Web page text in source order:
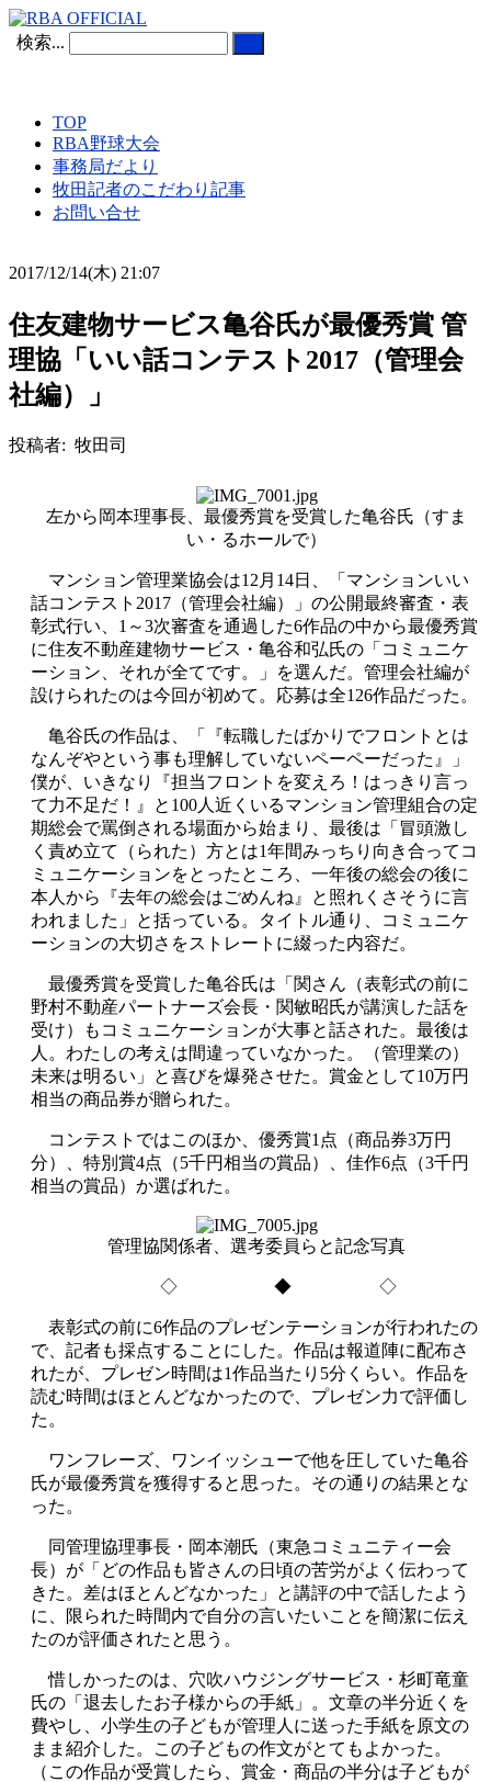
検索...
TOP
RBA野球大会
事務局だより
牧田記者のこだわり記事
お問い合せ
2017/12/14(木) 21:07
住友建物サービス亀谷氏が最優秀賞 管
理協「いい話コンテスト2017（管理会
社編）」
投稿者: 牧田司
左から岡本理事長、最優秀賞を受賞した亀谷氏（すま
い・るホールで）
マンション管理業協会は12月14日、「マンションいい
話コンテスト2017（管理会社編）」の公開最終審査・表
彰式行い、1～3次審査を通過した6作品の中から最優秀賞
に住友不動産建物サービス・亀谷和弘氏の「コミュニケ
ーション、それが全てです。」を選んだ。管理会社編が
設けられたのは今回が初めて。応募は全126作品だった。
亀谷氏の作品は、「『転職したばかりでフロントとは
なんぞやという事も理解していないペーペーだった』」
僕が、いきなり『担当フロントを変えろ！はっきり言っ
て力不足だ！』と100人近くいるマンション管理組合の定
期総会で罵倒される場面から始まり、最後は「冒頭激し
く責め立て（られた）方とは1年間みっちり向き合ってコ
ミュニケーションをとったところ、一年後の総会の後に
本人から『去年の総会はごめんね』と照れくさそうに言
われました」と括っている。タイトル通り、コミュニケ
ーションの大切さをストレートに綴った内容だ。
最優秀賞を受賞した亀谷氏は「関さん（表彰式の前に
野村不動産パートナーズ会長・関敏昭氏が講演した話を
受け）もコミュニケーションが大事と話された。最後は
人。わたしの考えは間違っていなかった。（管理業の）
未来は明るい」と喜びを爆発させた。賞金として10万円
相当の商品券が贈られた。
コンテストではこのほか、優秀賞1点（商品券3万円
分）、特別賞4点（5千円相当の賞品）、佳作6点（3千円
相当の賞品）か選ばれた。
管理協関係者、選考委員らと記念写真
◇ ◆ ◇
表彰式の前に6作品のプレゼンテーションが行われたの
で、記者も採点することにした。作品は報道陣に配布さ
れたが、プレゼン時間は1作品当たり5分くらい。作品を
読む時間はほとんどなかったので、プレゼン力で評価し
た。
ワンフレーズ、ワンイッシューで他を圧していた亀谷
氏が最優秀賞を獲得すると思った。その通りの結果とな
った。
同管理協理事長・岡本潮氏（東急コミュニティー会
長）が「どの作品も皆さんの日頃の苦労がよく伝わって
きた。差はほとんどなかった」と講評の中で話したよう
に、限られた時間内で自分の言いたいことを簡潔に伝え
たのが評価されたと思う。
惜しかったのは、穴吹ハウジングサービス・杉町竜童
氏の「退去したお子様からの手紙」。文章の半分近くを
費やし、小学生の子どもが管理人に送った手紙を原文の
まま紹介した。この子どもの作文がとてもよかった。
（この作品が受賞したら、賞金・商品の半分は子どもが